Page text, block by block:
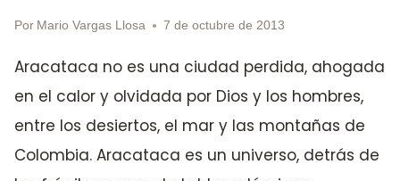
Por Mario Vargas Llosa 7 de octubre de 2013
Aracataca no es una ciudad perdida, ahogada
en el calor y olvidada por Dios y los hombres,
entre los desiertos, el mar y las montañas de
Colombia. Aracataca es un universo, detrás de